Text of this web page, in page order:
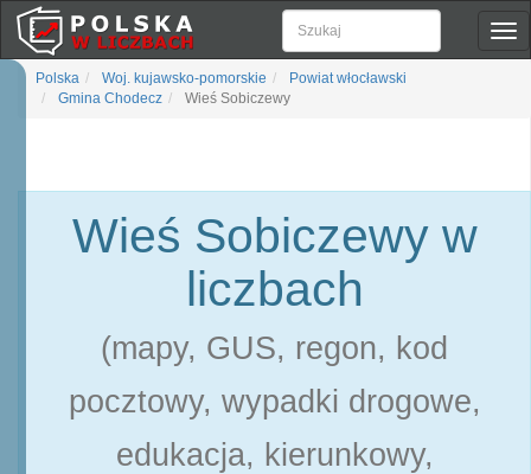
Polska Woj. kujawsko-pomorskie
Powiat włocławski
Gmina Chodecz
Wieś Sobiczewy
Wieś Sobiczewy w
liczbach
(mapy, GUS, regon, kod
pocztowy, wypadki drogowe,
edukacja, kierunkowy,